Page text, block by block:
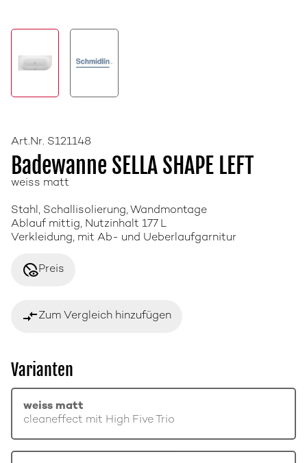
Art.Nr. S121148
Badewanne SELLA SHAPE LEFT
weiss matt
Stahl, Schallisolierung, Wandmontage
Ablauf mittig, Nutzinhalt 177 L
Verkleidung, mit Ab- und Ueberlaufgarnitur
disabled_visiblePreis
compare_arrowsZum Vergleich hinzufügen
Varianten
weiss matt
cleaneffect mit High Five Trio